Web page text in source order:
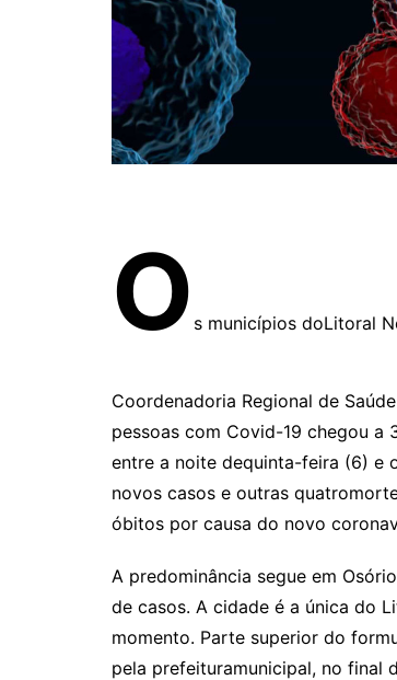
O s municípios doLitoral
Coordenadoria Regional de
pessoas com Covid-19 chegou a
entre a noite dequinta-feira (6) e
novos casos e outras
óbitos por causa do novo
A predominância segue em
de casos. A cidade é a única do
momento. Parte superior do
pela prefeituramunicipal, no final